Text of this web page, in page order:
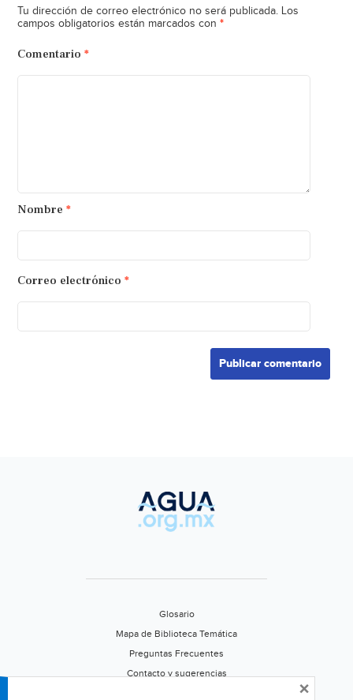
Tu dirección de correo electrónico no será publicada. Los
campos obligatorios están marcados con *
Comentario *
Nombre *
Correo electrónico *
Glosario
Mapa de Biblioteca Temática
Preguntas Frecuentes
Contacto y sugerencias
×